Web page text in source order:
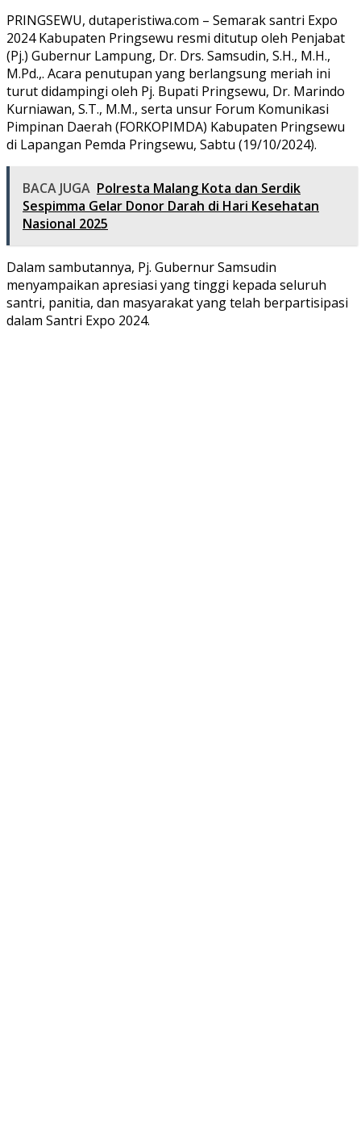
PRINGSEWU, dutaperistiwa.com – Semarak santri Expo
2024 Kabupaten Pringsewu resmi ditutup oleh Penjabat
(Pj.) Gubernur Lampung, Dr. Drs. Samsudin, S.H., M.H.,
M.Pd.,. Acara penutupan yang berlangsung meriah ini
turut didampingi oleh Pj. Bupati Pringsewu, Dr. Marindo
Kurniawan, S.T., M.M., serta unsur Forum Komunikasi
Pimpinan Daerah (FORKOPIMDA) Kabupaten Pringsewu
di Lapangan Pemda Pringsewu, Sabtu (19/10/2024).
BACA JUGA Polresta Malang Kota dan Serdik
Sespimma Gelar Donor Darah di Hari Kesehatan
Nasional 2025
Dalam sambutannya, Pj. Gubernur Samsudin
menyampaikan apresiasi yang tinggi kepada seluruh
santri, panitia, dan masyarakat yang telah berpartisipasi
dalam Santri Expo 2024.